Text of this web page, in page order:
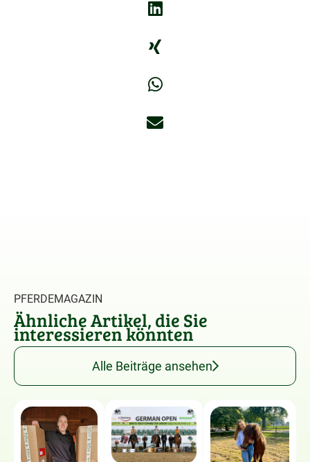
PFERDEMAGAZIN
Ähnliche Artikel, die Sie
interessieren könnten
Alle Beiträge ansehen